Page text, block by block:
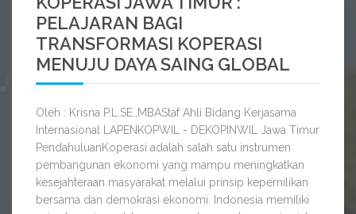
PELAJARAN BAGI
TRANSFORMASI KOPERASI
MENUJU DAYA SAING GLOBAL
Oleh : Krisna P.L.SE.,MBAStaf Ahli Bidang Kerjasama
Internasional LAPENKOPWIL - DEKOPINWIL Jawa Timur
PendahuluanKoperasi adalah salah satu instrumen
pembangunan ekonomi yang mampu meningkatkan
kesejahteraan masyarakat melalui prinsip kepemilikan
bersama dan demokrasi ekonomi. Indonesia memiliki